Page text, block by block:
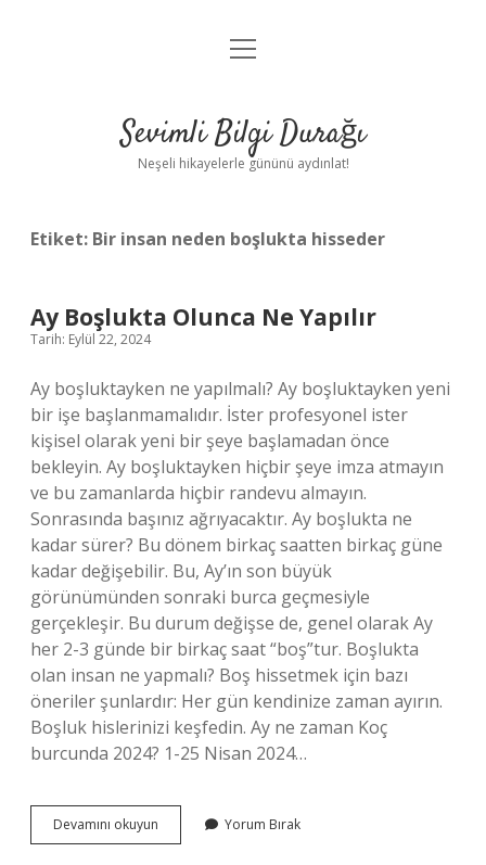
Anasayfa
Yasal Uyarı
menüyü
Sevimli Bilgi Durağı
Neşeli hikayelerle gününü aydınlat!
Etiket: Bir insan neden boşlukta hisseder
Ay Boşlukta Olunca Ne Yapılır
Tarih: Eylül 22, 2024
Ay boşluktayken ne yapılmalı? Ay boşluktayken yeni
bir işe başlanmamalıdır. İster profesyonel ister
kişisel olarak yeni bir şeye başlamadan önce
bekleyin. Ay boşluktayken hiçbir şeye imza atmayın
ve bu zamanlarda hiçbir randevu almayın.
Sonrasında başınız ağrıyacaktır. Ay boşlukta ne
kadar sürer? Bu dönem birkaç saatten birkaç güne
kadar değişebilir. Bu, Ay’ın son büyük
görünümünden sonraki burca geçmesiyle
gerçekleşir. Bu durum değişse de, genel olarak Ay
her 2-3 günde bir birkaç saat “boş”tur. Boşlukta
olan insan ne yapmalı? Boş hissetmek için bazı
öneriler şunlardır: Her gün kendinize zaman ayırın.
Boşluk hislerinizi keşfedin. Ay ne zaman Koç
burcunda 2024? 1-25 Nisan 2024…
Devamını okuyun
Boşlukta
Yorum Bırak